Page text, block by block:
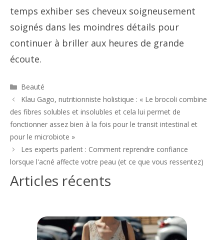
temps exhiber ses cheveux soigneusement
soignés dans les moindres détails pour
continuer à briller aux heures de grande
écoute.
Catégories
Beauté
Navigation
des
Klau Gago, nutritionniste holistique : « Le brocoli combine
des fibres solubles et insolubles et cela lui permet de
fonctionner assez bien à la fois pour le transit intestinal et
pour le microbiote »
Les experts parlent : Comment reprendre confiance
lorsque l'acné affecte votre peau (et ce que vous ressentez)
Articles récents